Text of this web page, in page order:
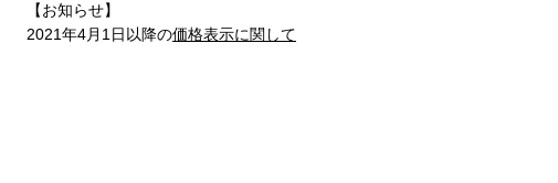
【お知らせ】
2021年4月1日以降の価格表示に関して